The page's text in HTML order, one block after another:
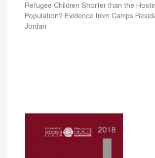
Refugee Children Shorter than the
Population? Evidence from Camps
Jordan